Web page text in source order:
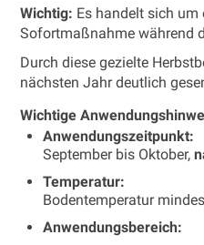
Wichtig: Es handelt sich
Sofortmaßnahme während
Durch diese gezielte
nächsten Jahr deutlich
Wichtige
Anwendungszeitpunkt:
September bis Oktober,
Temperatur:
Bodentemperatur
Anwendungsbereich: